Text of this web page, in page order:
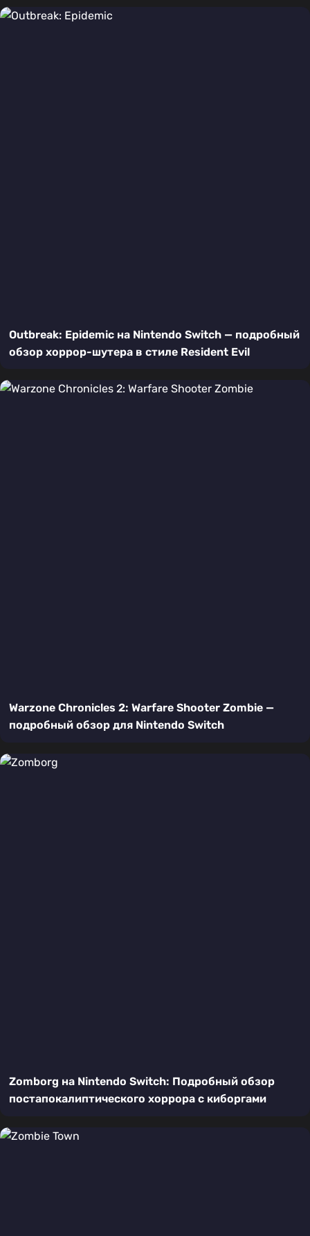
Outbreak: Epidemic на Nintendo Switch — подробный
обзор хоррор-шутера в стиле Resident Evil
Warzone Chronicles 2: Warfare Shooter Zombie —
подробный обзор для Nintendo Switch
Zomborg на Nintendo Switch: Подробный обзор
постапокалиптического хоррора с киборгами